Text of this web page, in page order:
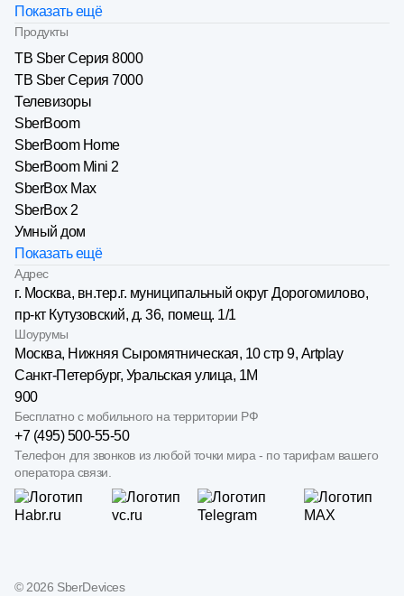
Показать ещё
Продукты
ТВ Sber Серия 8000
ТВ Sber Серия 7000
Телевизоры
SberBoom
SberBoom Home
SberBoom Mini 2
SberBox Max
SberBox 2
Умный дом
Показать ещё
Адрес
г. Москва, вн.тер.г. муниципальный округ Дорогомилово,
пр-кт Кутузовский, д. 36, помещ. 1/1
Шоурумы
Москва, Нижняя Сыро­мятническая, 10 стр 9, Artplay
Санкт-Петербург, Уральская улица, 1М
Бесплатно с мобильного на территории РФ
900
Телефон для звонков из любой точки мира - по тарифам вашего
оператора связи.
+7 (495) 500-55-50
© 2026 SberDevices